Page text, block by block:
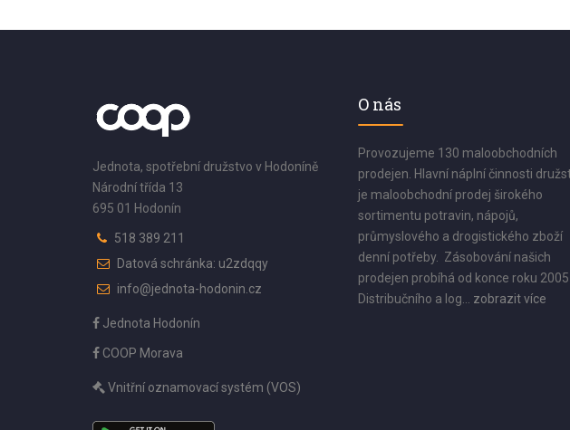
Jednota, spotřební družstvo v Hodoníně
Národní třída 13
695 01 Hodonín
518 389 211
Datová schránka: u2zdqqy
info@jednota-hodonin.cz
Jednota Hodonín
COOP Morava
Vnitřní oznamovací systém (VOS)
O nás
Provozujeme 130 maloobchodních
prodejen. Hlavní náplní činnosti
je maloobchodní prodej širokého
sortimentu potravin, nápojů,
průmyslového a drogistického zboží
denní potřeby. Zásobování našich
prodejen probíhá od konce roku
Distribučního a log... zobrazit více